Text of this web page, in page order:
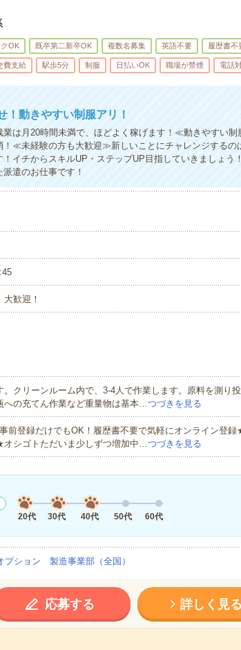
OK 既卒第二新卒OK 複数名募集 英語不要 履歴書不
費支給 駅歩5分 制服 日払いOK 職場が禁煙 電話
！動きやすい制服アリ！
は月20時間未満で、ほどよく稼げます！≪動きやすい
！≪未経験の方も大歓迎≫新しいことにチャレンジするの
イチからスキルUP・ステップUP目指していきましょう
遣のお仕事です！
歓迎！
。クリーンルーム内で、3-4人で作業します。原料を測り
への充てん作業など重量物は基本…つづきを見る
前登録だけでもOK！履歴書不要で気軽にオンライン登
シゴトただいま少しずつ増加中…つづきを見る
20代
30代 40代 50代 60代
プション 製造事業部（全国）
応募する 詳しく見る